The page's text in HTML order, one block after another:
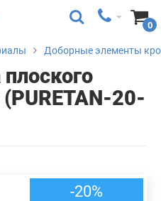
0
Доборные элементы
20-
-20%